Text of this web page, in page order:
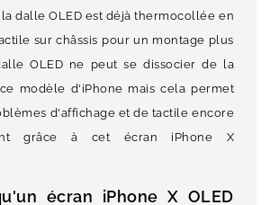
dalle OLED est déjà thermocollée en
sur châssis pour un montage plus
OLED ne peut se dissocier de la
modèle d'iPhone mais cela permet
d'affichage et de tactile encore
grâce à cet écran iPhone X
écran iPhone X OLED